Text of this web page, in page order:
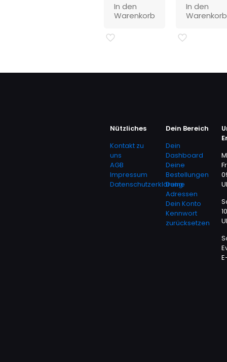
In den
Warenkorb
In den
Warenkorb
Nützliches
Kontakt zu
uns
AGB
Impressum
Datenschutzerklärung
Dein Bereich
Dein
Dashboard
Deine
Bestellungen
Deine
Adressen
Dein Konto
Kennwort
zurücksetzen